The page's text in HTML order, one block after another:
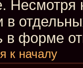
Несмотря
в
в форме
к началу